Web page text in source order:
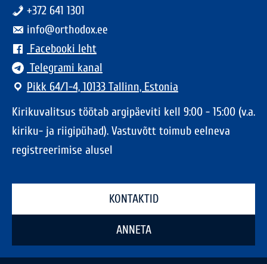
+372 641 1301
info@orthodox.ee
Facebooki leht
Telegrami kanal
Pikk 64/1-4, 10133 Tallinn, Estonia
Kirikuvalitsus töötab argipäeviti kell 9:00 - 15:00 (v.a.
kiriku- ja riigipühad). Vastuvõtt toimub eelneva
registreerimise alusel
KONTAKTID
ANNETA